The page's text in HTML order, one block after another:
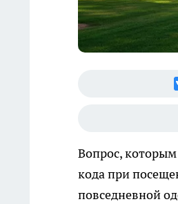
Вопрос,
кода при
повседневной